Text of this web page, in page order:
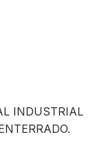
INDUSTRIAL